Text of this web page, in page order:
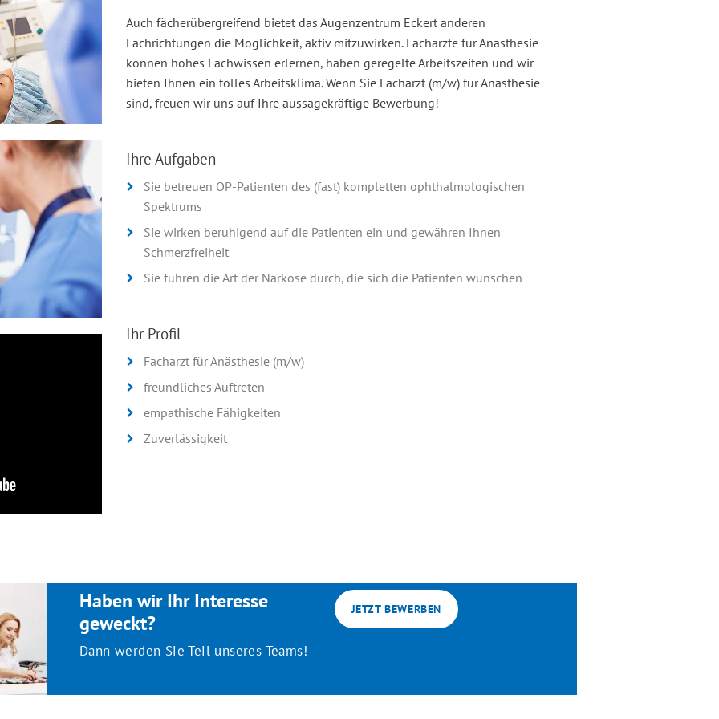
Auch fächerübergreifend bietet das Augenzentrum Eckert anderen
Fachrichtungen die Möglichkeit, aktiv mitzuwirken. Fachärzte für Anästhesie
können hohes Fachwissen erlernen, haben geregelte Arbeitszeiten und wir
bieten Ihnen ein tolles Arbeitsklima. Wenn Sie Facharzt (m/w) für Anästhesie
sind, freuen wir uns auf Ihre aussagekräftige Bewerbung!
Ihre Aufgaben
Sie betreuen OP-Patienten des (fast) kompletten ophthalmologischen
Spektrums
Sie wirken beruhigend auf die Patienten ein und gewähren Ihnen
Schmerzfreiheit
Sie führen die Art der Narkose durch, die sich die Patienten wünschen
Ihr Profil
Facharzt für Anästhesie (m/w)
freundliches Auftreten
empathische Fähigkeiten
Zuverlässigkeit
Haben wir Ihr Interesse
geweckt?
Dann werden Sie Teil unseres Teams!
JETZT BEWERBEN